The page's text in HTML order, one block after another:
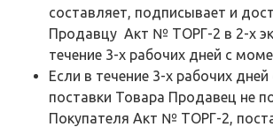
составляет, подписывает и
Продавцу Акт № ТОРГ-2 в 2-х
течение 3-х рабочих дней с
Если в течение 3-х рабочих
поставки Товара Продавец не
Покупателя Акт № ТОРГ-2,